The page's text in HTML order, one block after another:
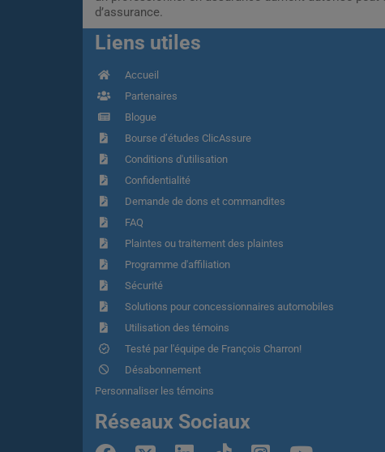
d’assurance.
Liens utiles
Accueil
Partenaires
Blogue
Bourse d’études ClicAssure
Conditions d'utilisation
Confidentialité
Demande de dons et commandites
FAQ
Plaintes ou traitement des plaintes
Programme d'affiliation
Sécurité
Solutions pour concessionnaires automobiles
Utilisation des témoins
Testé par l'équipe de François Charron!
Désabonnement
Personnaliser les témoins
Réseaux Sociaux